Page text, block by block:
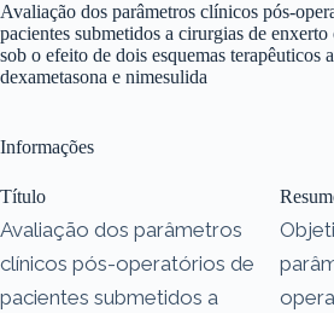
Avaliação dos parâmetros clínicos pós-
pacientes submetidos a cirurgias de enxerto
sob o efeito de dois esquemas terapêuticos
dexametasona e nimesulida
Informações
Título
Avaliação dos parâmetros
clínicos pós-operatórios de
pacientes submetidos a